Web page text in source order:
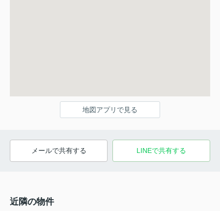
地図アプリで見る
メールで共有する LINEで共有する
近隣の物件